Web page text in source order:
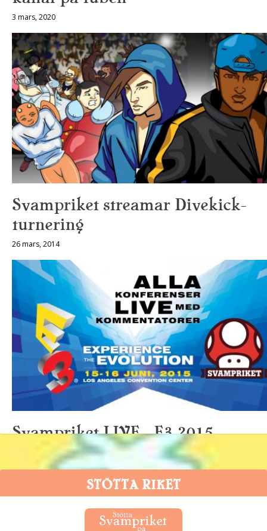
3 mars, 2020
Svampriket streamar Divekick-
turnering
26 mars, 2014
Svampriket LIVE – E3 2015
STÖTTA RIKET